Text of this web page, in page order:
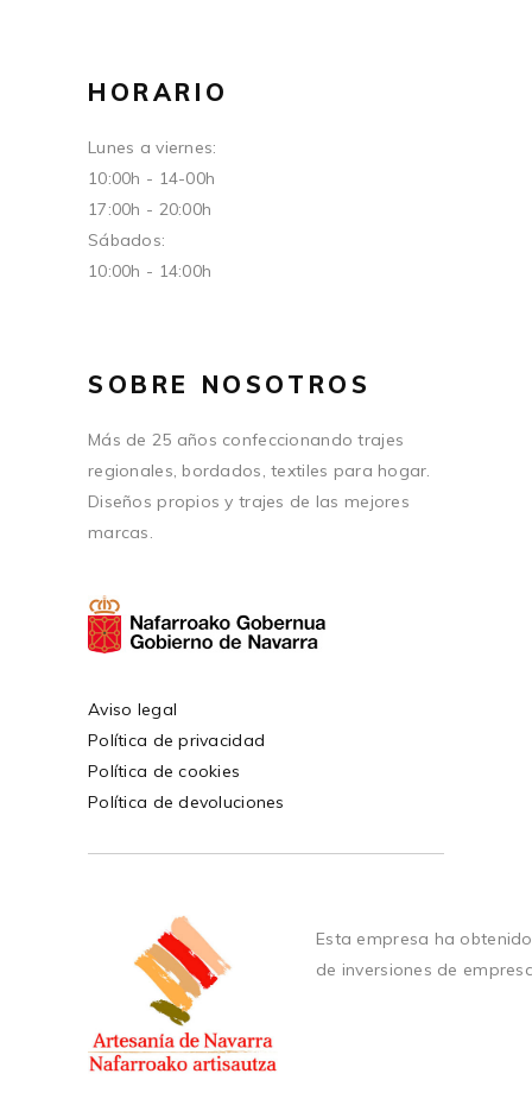
HORARIO
Lunes a viernes:
10:00h - 14-00h
17:00h - 20:00h
Sábados:
10:00h - 14:00h
SOBRE NOSOTROS
Más de 25 años confeccionando trajes
regionales, bordados, textiles para hogar.
Diseños propios y trajes de las mejores
marcas.
Aviso legal
Política de privacidad
Política de cookies
Política de devoluciones
Esta empresa ha
de inversiones de